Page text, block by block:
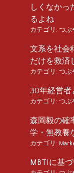
しくなかっ
るよね
カテゴリ: つぶ
文系を社会
だけを救済
カテゴリ: つぶ
30年経営者
カテゴリ: つぶ
森岡毅の確
学・無教養
カテゴリ:
MBTIに基